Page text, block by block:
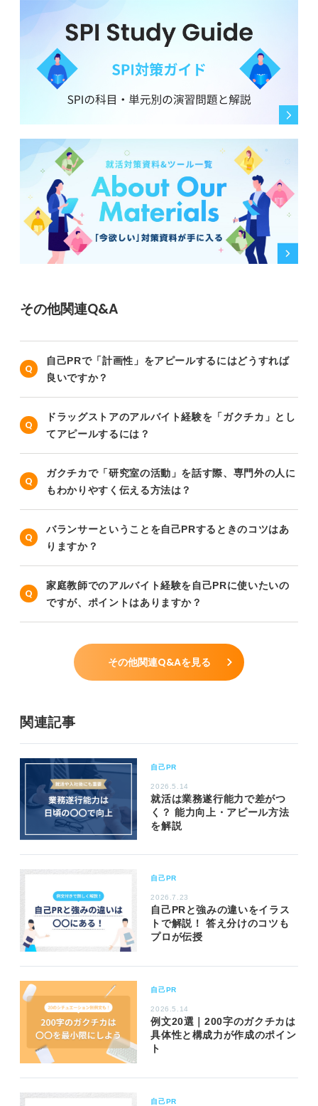
その他関連Q&A
自己PRで「計画性」をアピールするにはどうすれば
良いですか？
ドラッグストアのアルバイト経験を「ガクチカ」とし
てアピールするには？
ガクチカで「研究室の活動」を話す際、専門外の人に
もわかりやすく伝える方法は？
バランサーということを自己PRするときのコツはあ
りますか？
家庭教師でのアルバイト経験を自己PRに使いたいの
ですが、ポイントはありますか？
その他関連Q&Aを見る
関連記事
自己PR
2026.5.14
就活は業務遂行能力で差がつ
く？ 能力向上・アピール方法
を解説
自己PR
2026.7.23
自己PRと強みの違いをイラス
トで解説！ 答え分けのコツも
プロが伝授
自己PR
2026.5.14
例文20選｜200字のガクチカは
具体性と構成力が作成のポイン
ト
自己PR